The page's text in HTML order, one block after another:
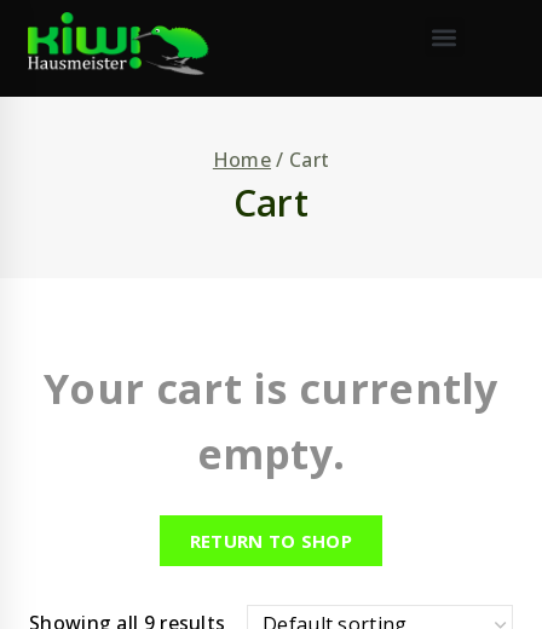
Home/ Cart
Cart
Your cart is currently
empty.
RETURN TO SHOP
Showing all 9 results